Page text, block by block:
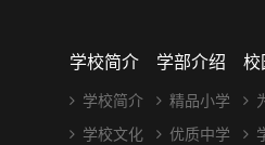
学校简介
学校简介
学校文化
学部介绍
精品小学
优质中学
校